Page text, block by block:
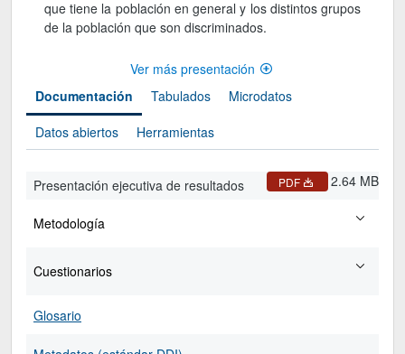
que tiene la población en general y los distintos grupos
de la población que son discriminados.
Ver más presentación
Documentación
Tabulados
Microdatos
Datos abiertos
Herramientas
Presentación ejecutiva de resultados PDF 2.64 MB
Metodología
Cuestionarios
Glosario